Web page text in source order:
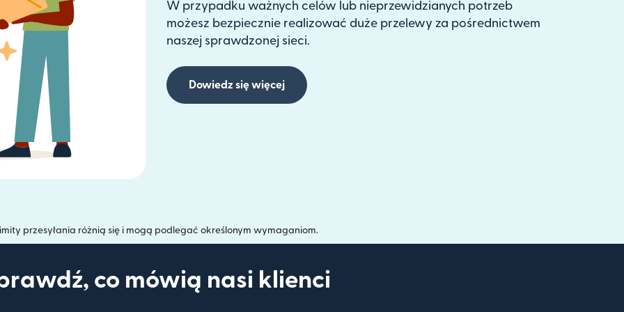
W przypadku ważnych celów lub nieprzewidzianych potrzeb
możesz bezpiecznie realizować duże przelewy za pośrednictwem
naszej sprawdzonej sieci.
Dowiedz się więcej
przesyłania różnią się i mogą podlegać określonym wymaganiom.
co mówią nasi klienci